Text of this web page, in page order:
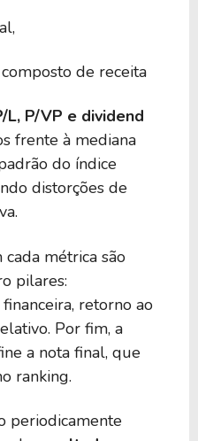
de receita
L, P/VP e dividend
frente à mediana
do índice
distorções de
métrica são
pilares:
retorno ao
Por fim, a
a nota final, que
ranking.
periodicamente